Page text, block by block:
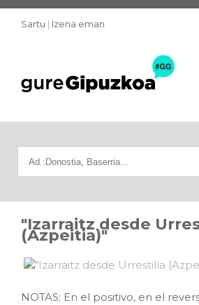
Sartu | Izena eman
"Izarraitz desde
(Azpeitia)"
NOTAS: En el positivo, en el